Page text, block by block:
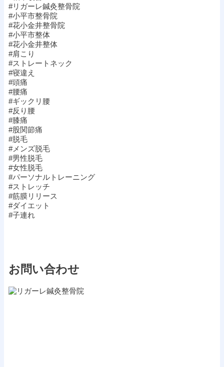
#リガーレ鍼灸整骨院
#小平市整骨院
#花小金井整骨院
#小平市整体
#花小金井整体
#肩こり
#ストレートネック
#寝違え
#頭痛
#腰痛
#ギックリ腰
#反り腰
#膝痛
#股関節痛
#脱毛
#メンズ脱毛
#男性脱毛
#女性脱毛
#パーソナルトレーニング
#ストレッチ
#筋膜リリース
#ダイエット
#子連れ
お問い合わせ